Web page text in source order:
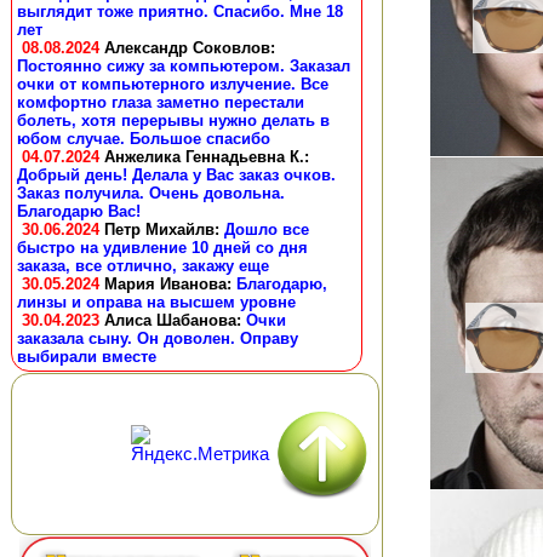
выглядит тоже приятно. Спасибо. Мне 18
лет
08.08.2024 Александр Соковлов:
Постоянно сижу за компьютером. Заказал
очки от компьютерного излучение. Все
комфортно глаза заметно перестали
болеть, хотя перерывы нужно делать в
юбом случае. Большое спасибо
04.07.2024 Анжелика Геннадьевна К.:
Добрый день! Делала у Вас заказ очков.
Заказ получила. Очень довольна.
Благодарю Вас!
30.06.2024 Петр Михайлв: Дошло все
быстро на удивление 10 дней со дня
заказа, все отлично, закажу еще
30.05.2024 Мария Иванова: Благодарю,
линзы и оправа на высшем уровне
30.04.2023 Алиса Шабанова: Очки
заказала сыну. Он доволен. Оправу
выбирали вместе